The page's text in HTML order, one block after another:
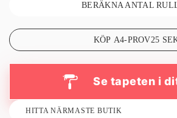
BERÄKNA ANTAL
KÖP A4-PROV25
Se tapeten i
HITTA NÄRMASTE BUTIK